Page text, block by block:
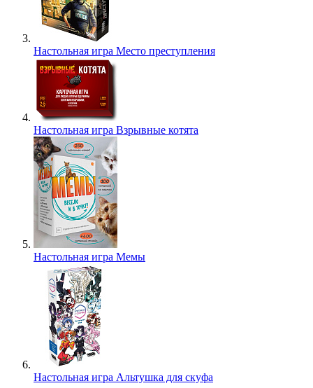
Настольная игра Место преступления
Настольная игра Взрывные котята
Настольная игра Мемы
Настольная игра Альтушка для скуфа